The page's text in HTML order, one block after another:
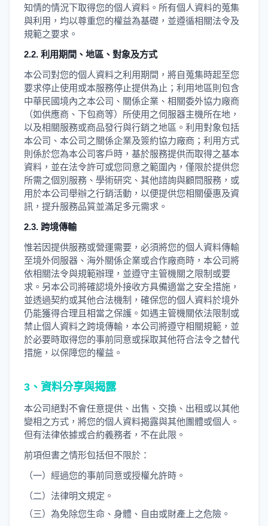
知情的情況下取得您的個人資料。所有個人資料的蒐集
與利用，均以尊重您的權益為基礎，並遵循相關法令及
規範之要求。
2.2. 利用期間、地區、對象及方式
本公司對您的個人資料之利用期間，將自蒐集時起至您
要求停止使用或本服務停止提供為止；利用地區則包含
中華民國境內之本公司、關係企業、相關委外協力廠商
（如供應商、下包商等）所使用之伺服器主機所在地，
以及相關服務或商品發行與行銷之地區。利用對象包括
本公司、本公司之關係企業及簽約協力廠商；利用方式
則係於您為本公司客戶時，基於服務提供而取得之基本
資料，並在法令許可或您同意之範圍內，僅限於提供您
所需之個別服務、學術研究、其他諮詢與顧問服務，或
用於本公司舉辦之行銷活動，以便提供您相關優惠及資
訊，提升服務品質並滿足多元需求。
2.3. 跨境傳輸
惟若因提供服務或營運需要，必須將您的個人資料傳輸
至境外伺服器、海外關係企業或合作廠商時，本公司將
依相關法令與規範辦理，並遵守主管機關之限制或要
求。另本公司將確認境外接收方具備適當之安全措施，
並透過契約或其他合法機制，確保您的個人資料於境外
仍能獲得合理且相當之保護。如遇主管機關依法限制或
禁止個人資料之跨境傳輸，本公司將遵守相關規範，並
於必要時取得您的事前同意或採取其他符合法令之替代
措施，以保障您的權益。
3、資料分享與揭露
本公司絕對不會任意提供、出售、交換、出租或以其他
變相之方式，將您的個人資料揭露與其他團體或個人。
但有法律依據或合約義務者，不在此限。
前項但書之情形包括但不限於：
（一）經過您的事前同意或授權允許時。
（二）法律明文規定。
（三）為免除您生命、身體、自由或財產上之危險。